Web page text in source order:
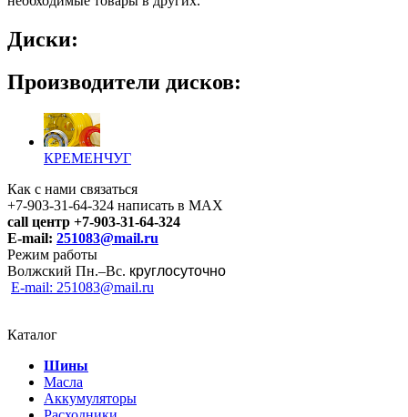
Диски:
Производители дисков:
КРЕМЕНЧУГ
Как с нами связаться
+7-903-31-64-324 написать в MAX
call центр +7-903-31-64-324
E-mail: 251083@mail.ru
Режим работы
Волжский Пн.–Вс. круглосуточно
E-mail: 251083@mail.ru
Каталог
Шины
Масла
Аккумуляторы